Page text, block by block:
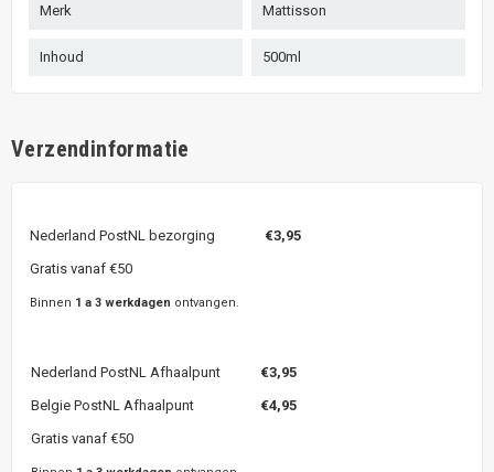
Merk Mattisson
Inhoud 500ml
Verzendinformatie
Nederland PostNL bezorging €3,95
Gratis vanaf €50
Binnen 1 a 3 werkdagen ontvangen.
Nederland PostNL Afhaalpunt €3,95
Belgie PostNL Afhaalpunt
€4,95
Gratis vanaf €50